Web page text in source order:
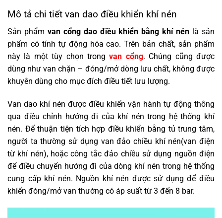
Mô tả chi tiết van dao điều khiển khí nén
Sản phẩm van cổng dao điều khiển bằng khí nén là sản
phẩm có tính tự động hóa cao. Trên bản chất, sản phẩm
này là một tùy chọn trongvan cổng. Chúng cũng được
dùng như van chặn – đóng/mở dòng lưu chất, không được
khuyên dùng cho mục đích điều tiết lưu lượng.
Van dao khí nén được điều khiển vận hành tự động thông
qua điều chỉnh hướng đi của khí nén trong hệ thống khí
nén. Để thuận tiện tích hợp điều khiển bằng tủ trung tâm,
người ta thường sử dụng van đảo chiều khí nén(van điện
từ khí nén), hoặc công tắc đảo chiều sử dụng nguồn điện
để điều chuyển hướng đi của dòng khí nén trong hệ thống
cung cấp khí nén. Nguồn khí nén được sử dụng để điều
khiển đóng/mở van thường có áp suất từ 3 đến 8 bar.